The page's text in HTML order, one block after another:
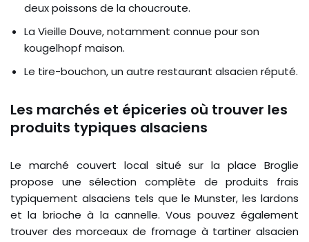
deux poissons de la choucroute.
La Vieille Douve, notamment connue pour son
kougelhopf maison.
Le tire-bouchon, un autre restaurant alsacien réputé.
Les marchés et épiceries où trouver les
produits typiques alsaciens
Le marché couvert local situé sur la place Broglie
propose une sélection complète de produits frais
typiquement alsaciens tels que le Munster, les lardons
et la brioche à la cannelle. Vous pouvez également
trouver des morceaux de fromage à tartiner alsacien